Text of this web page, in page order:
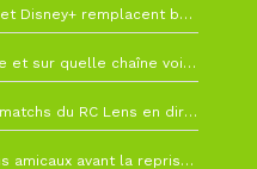
La Liga change de diffuseur : DAZN et Disney+ remplacent beIN Sports !
RC Lens – Villarreal : à quelle heure et sur quelle chaîne voir la finale de la Como Cup ?
Como Cup : comment regarder les matchs du RC Lens en direct ?
Ligue 1+ diffusera plus de 30 matchs amicaux avant la reprise de la Ligue 1